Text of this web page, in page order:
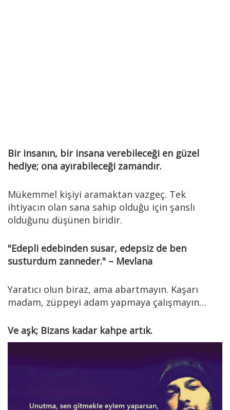
Bir insanın, bir insana verebileceği en güzel
hediye; ona ayırabileceği zamandır.
Mükemmel kişiyi aramaktan vazgeç. Tek
ihtiyacın olan sana sahip olduğu için şanslı
olduğunu düşünen biridir.
"Edepli edebinden susar, edepsiz de ben
susturdum zanneder." – Mevlana
Yaratıcı oIun biraz, ama abartmayın. Kaşarı
madam, züppeyi adam yapmaya çaIışmayın…
Ve aşk; Bizans kadar kahpe artık.